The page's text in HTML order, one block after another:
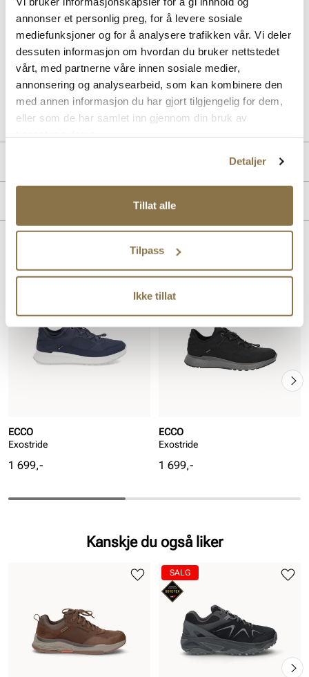
annonser et personlig preg, for å levere sosiale
mediefunksjoner og for å analysere trafikken vår. Vi deler
dessuten informasjon om hvordan du bruker nettstedet
vårt, med partnerne våre innen sosiale medier,
annonsering og analysearbeid, som kan kombinere den
med annen informasjon du har gjort tilgjengelig for dem,
eller som de har samlet inn gjennom din bruk av
Detaljer
Tillat alle
Tilpass
Ikke tillat
modellen. Designet med vår eksklusive Heel Pillow, tilbyr dette
veganske designet en komfortabel og myk overdel med elastiske
bånd, en støttende mellomsåle og en Skechers Air-Cooled Memory
Foam komfort innersåle. Her får du en Relaxed Fit passform som
tilbyr god plass og romslighet til din forfot
Art. nr 02153400
Lev. art. nr232446
Lignende produkter
ECCO
Exostride
Pris
1 699,-
ECCO
Exostride
Pris
1 699,-
Kanskje du også liker
SALG